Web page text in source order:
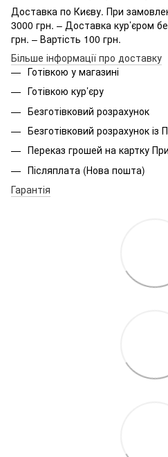
Доставка по Києву. При
3000 грн. – Доставка кур’єром
грн. – Вартість 100 грн.
Більше інформації про доставку
Готівкою у магазині
Готівкою кур’єру
Безготівковий розрахунок
Безготівковий розрахунок із
Переказ грошей на картку
Післяплата (Нова пошта)
Гарантія